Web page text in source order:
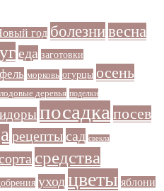
год болезнивесна
еда заготовки
морковь огурцы осень
деревья поделки
посадка посев
рецептысад свекла
средства
уходцветы яблони